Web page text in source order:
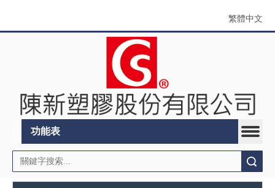
繁體中文
功能表